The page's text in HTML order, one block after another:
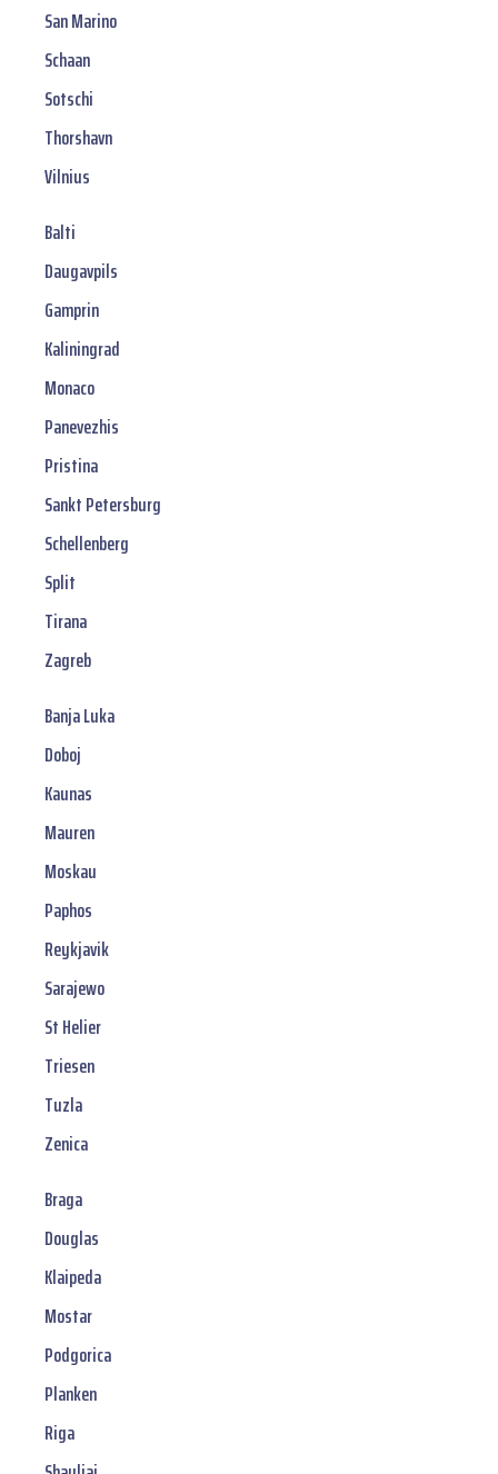
San Marino
Schaan
Sotschi
Thorshavn
Vilnius
Balti
Daugavpils
Gamprin
Kaliningrad
Monaco
Panevezhis
Pristina
Sankt Petersburg
Schellenberg
Split
Tirana
Zagreb
Banja Luka
Doboj
Kaunas
Mauren
Moskau
Paphos
Reykjavik
Sarajewo
St Helier
Triesen
Tuzla
Zenica
Braga
Douglas
Klaipeda
Mostar
Podgorica
Planken
Riga